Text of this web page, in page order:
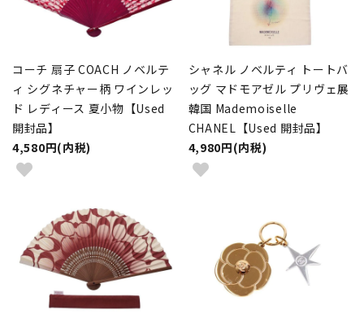
コーチ 扇子 COACH ノベルテ
ィ シグネチャー柄 ワインレッ
ド レディース 夏小物【Used
開封品】
4,580円(内税)
シャネル ノベルティ トートバ
ッグ マドモアゼル プリヴェ展
韓国 Mademoiselle
CHANEL【Used 開封品】
4,980円(内税)